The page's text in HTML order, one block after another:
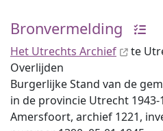
Bronvermelding
Het Utrechts Archief
te
Overlijden
Burgerlijke Stand van de
in de provincie Utrecht 1943-
Amersfoort, archief 1221,